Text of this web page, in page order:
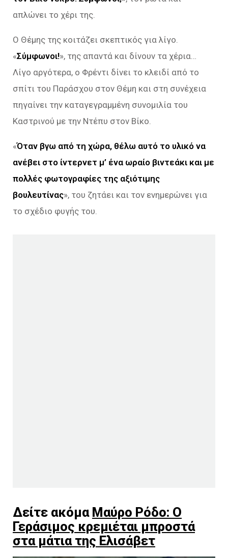
απλώνει το χέρι της.
Ο Θέμης της κοιτάζει σκεπτικός για λίγο.
«Σύμφωνοι!», της απαντά και δίνουν τα χέρια…
Λίγο αργότερα, ο Φρέντι δίνει το κλειδί από το
σπίτι του Παράσχου στον Θέμη και στη συνέχεια
πηγαίνει την καταγεγραμμένη συνομιλία του
Καστρινού με την Ντέπυ στον Βίκο.
«Όταν βγω από τη χώρα, θέλω αυτό το υλικό να
ανέβει στο ίντερνετ μ’ ένα ωραίο βιντεάκι και με
πολλές φωτογραφίες της αξιότιμης
βουλευτίνας», του ζητάει και τον ενημερώνει για
το σχέδιο φυγής του.
Δείτε ακόμα Μαύρο Ρόδο: Ο
Γεράσιμος κρεμιέται μπροστά
στα μάτια της Ελισάβετ